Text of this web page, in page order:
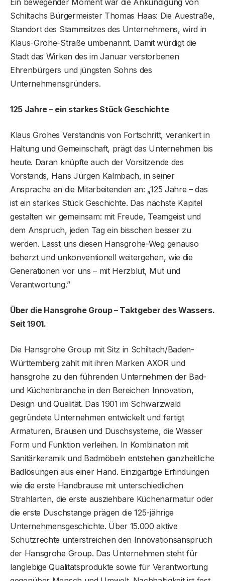
Schiltachs Bürgermeister Thomas Haas: Die Auestraße,
Standort des Stammsitzes des Unternehmens, wird in
Klaus-Grohe-Straße umbenannt. Damit würdigt die
Stadt das Wirken des im Januar verstorbenen
Ehrenbürgers und jüngsten Sohns des
Unternehmensgründers.
125 Jahre – ein starkes Stück Geschichte
Klaus Grohes Verständnis von Fortschritt, verankert in
Haltung und Gemeinschaft, prägt das Unternehmen bis
heute. Daran knüpfte auch der Vorsitzende des
Vorstands, Hans Jürgen Kalmbach, in seiner
Ansprache an die Mitarbeitenden an: „125 Jahre – das
ist ein starkes Stück Geschichte. Das nächste Kapitel
gestalten wir gemeinsam: mit Freude, Teamgeist und
dem Anspruch, jeden Tag ein bisschen besser zu
werden. Lasst uns diesen Hansgrohe-Weg genauso
beherzt und unkonventionell weitergehen, wie die
Generationen vor uns – mit Herzblut, Mut und
Verantwortung.”
Über die Hansgrohe Group – Taktgeber des Wassers.
Seit 1901.
Die Hansgrohe Group mit Sitz in Schiltach/Baden-
Württemberg zählt mit ihren Marken AXOR und
hansgrohe zu den führenden Unternehmen der Bad-
und Küchenbranche in den Bereichen Innovation,
Design und Qualität. Das 1901 im Schwarzwald
gegründete Unternehmen entwickelt und fertigt
Armaturen, Brausen und Duschsysteme, die Wasser
Form und Funktion verleihen. In Kombination mit
Sanitärkeramik und Badmöbeln entstehen ganzheitliche
Badlösungen aus einer Hand. Einzigartige Erfindungen
wie die erste Handbrause mit unterschiedlichen
Strahlarten, die erste ausziehbare Küchenarmatur oder
die erste Duschstange prägen die 125-jährige
Unternehmensgeschichte. Über 15.000 aktive
Schutzrechte unterstreichen den Innovationsanspruch
der Hansgrohe Group. Das Unternehmen steht für
langlebige Qualitätsprodukte sowie für Verantwortung